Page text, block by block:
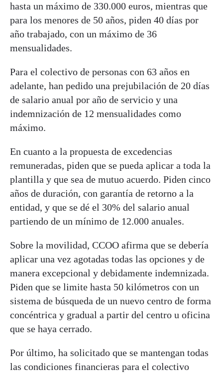
hasta un máximo de 330.000 euros, mientras que
para los menores de 50 años, piden 40 días por
año trabajado, con un máximo de 36
mensualidades.
Para el colectivo de personas con 63 años en
adelante, han pedido una prejubilación de 20 días
de salario anual por año de servicio y una
indemnización de 12 mensualidades como
máximo.
En cuanto a la propuesta de excedencias
remuneradas, piden que se pueda aplicar a toda la
plantilla y que sea de mutuo acuerdo. Piden cinco
años de duración, con garantía de retorno a la
entidad, y que se dé el 30% del salario anual
partiendo de un mínimo de 12.000 anuales.
Sobre la movilidad, CCOO afirma que se debería
aplicar una vez agotadas todas las opciones y de
manera excepcional y debidamente indemnizada.
Piden que se limite hasta 50 kilómetros con un
sistema de búsqueda de un nuevo centro de forma
concéntrica y gradual a partir del centro u oficina
que se haya cerrado.
Por último, ha solicitado que se mantengan todas
las condiciones financieras para el colectivo